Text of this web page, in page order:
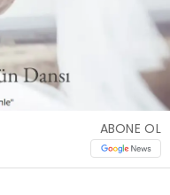
ABONE OL